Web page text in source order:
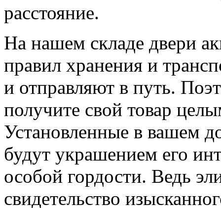
расстояние.
На нашем складе двери
правил хранения и
и отправляют в путь.
получите свой товар
Установленные в вашем
будут украшением его
особой гордости. Ведь
свидетельство